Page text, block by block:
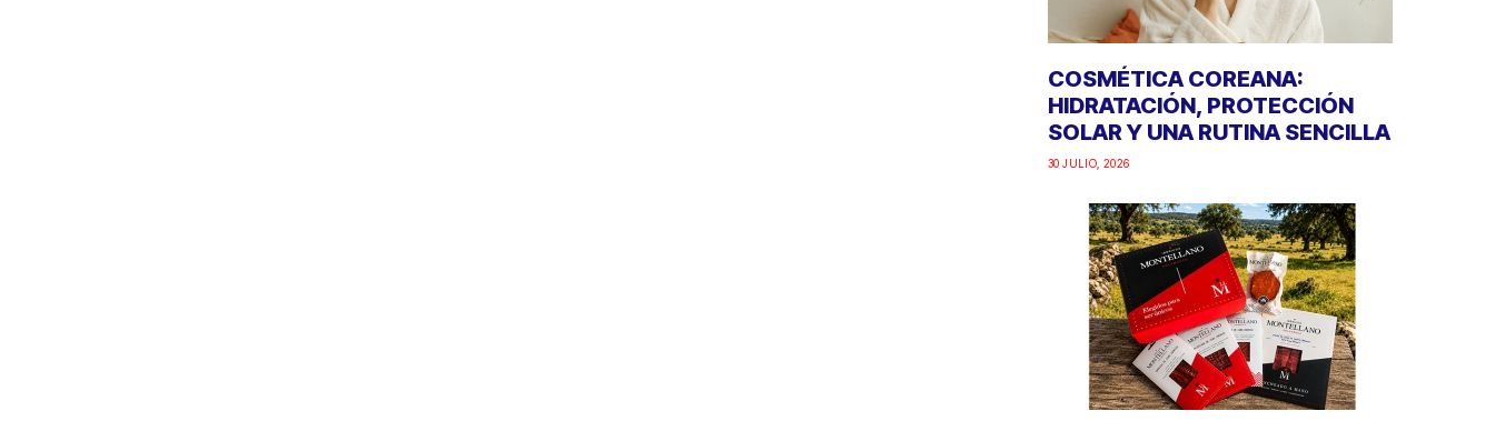
COSMÉTICA COREANA:
HIDRATACIÓN, PROTECCIÓN
SOLAR Y UNA RUTINA SENCILLA
30 JULIO, 2026